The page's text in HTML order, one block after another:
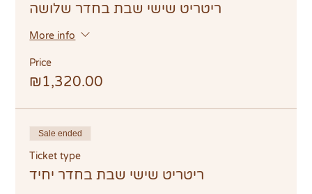
ריטריט שישי שבת בחדר שלושה
More info
Price
₪1,320.00
Sale ended
Ticket type
ריטריט שישי שבת בחדר יחיד